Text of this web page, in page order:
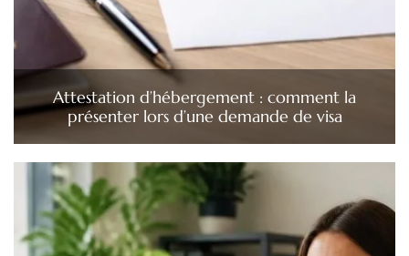
Attestation d’hébergement : comment la
présenter lors d’une demande de visa